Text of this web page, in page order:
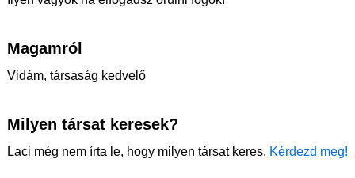
Magamról
Vidám, társaság kedvelő
Milyen társat keresek?
Laci még nem írta le, hogy milyen társat keres. Kérdezd meg!